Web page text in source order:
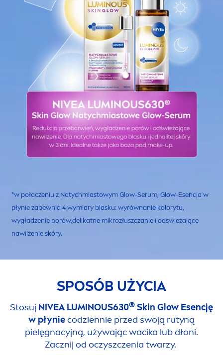
*w połaczeniu z Natychmiastowym Glow-Serum, Glow-Esencja w
płynie zapewnia 4 wymiary blasku: wyrównanie kolorytu,
wygładzenie porów,delikatne mikrozłuszczanie i odswieżające
nawilżenie skóry.
SPOSÓB UŻYCIA
Stosuj NIVEA LUMINOUS630® Skin Glow Esencję
w płyniecodziennie przed swoją rutyną
pielęgnacyjną, używając wacika lub dłoni.
Zacznij od oczyszczenia twarzy.